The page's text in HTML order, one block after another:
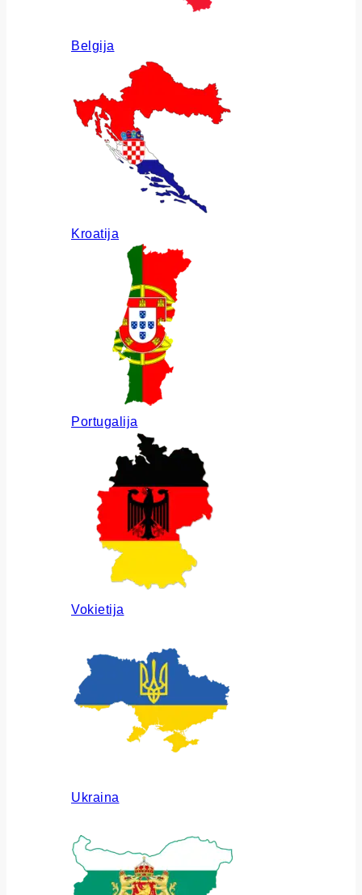
Belgija
Kroatija
Portugalija
Vokietija
Ukraina